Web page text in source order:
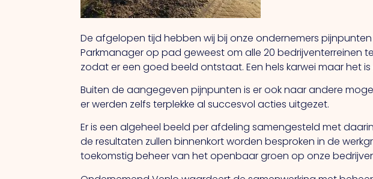
De afgelopen tijd hebben wij bij onze ondernemers
Parkmanager op pad geweest om alle 20 bedrijventerreinen
zodat er een goed beeld ontstaat. Een hels karwei maar het
Buiten de aangegeven pijnpunten is er ook naar andere
er werden zelfs terplekke al succesvol acties uitgezet.
Er is een algeheel beeld per afdeling samengesteld met
de resultaten zullen binnenkort worden besproken in de
toekomstig beheer van het openbaar groen op onze